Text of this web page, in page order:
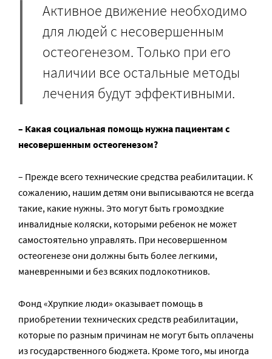
Активное движение необходимо
для людей с несовершенным
остеогенезом. Только при его
наличии все остальные методы
лечения будут эффективными.
– Какая социальная помощь нужна пациентам с
несовершенным остеогенезом?
– Прежде всего технические средства реабилитации. К
сожалению, нашим детям они выписываются не всегда
такие, какие нужны. Это могут быть громоздкие
инвалидные коляски, которыми ребенок не может
самостоятельно управлять. При несовершенном
остеогенезе они должны быть более легкими,
маневренными и без всяких подлокотников.
Фонд «Хрупкие люди» оказывает помощь в
приобретении технических средств реабилитации,
которые по разным причинам не могут быть оплачены
из государственного бюджета. Кроме того, мы иногда